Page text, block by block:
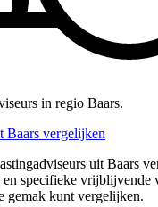
in regio Baars.
Baars vergelijken
uit Baars
en specifieke vrijblijvende
gemak kunt vergelijken.